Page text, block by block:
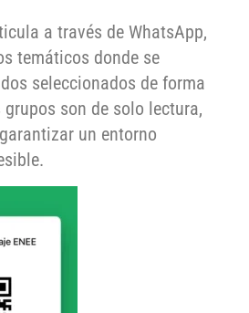
a través de WhatsApp,
temáticos donde se
seleccionados de forma
son de solo lectura,
un entorno